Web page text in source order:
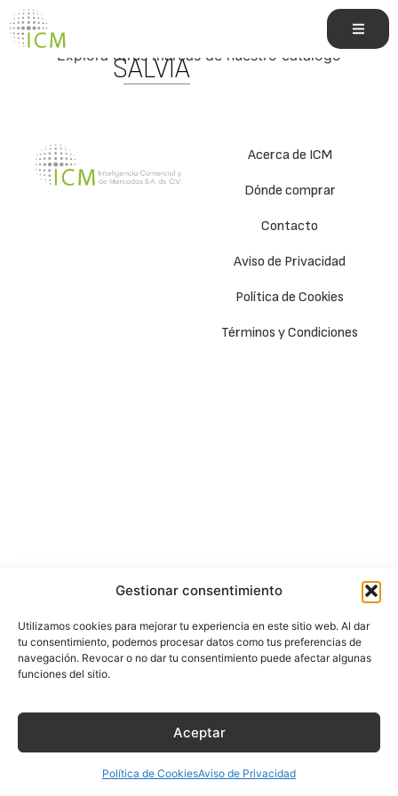
Gestionar consentimiento
Utilizamos cookies para mejorar tu experiencia en este sitio web. Al dar
tu consentimiento, podemos procesar datos como tus preferencias de
navegación. Revocar o no dar tu consentimiento puede afectar algunas
funciones del sitio.
Aceptar
Política de CookiesAviso de Privacidad
SÁLVIA
Explora otras marcas de nuestro catálogo
Acerca de ICM
Dónde comprar
Contacto
Aviso de Privacidad
Política de Cookies
Términos y Condiciones